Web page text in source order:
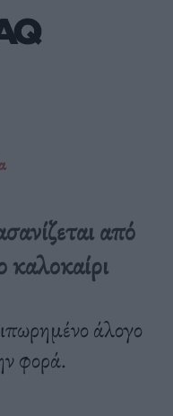
από
καλοκαίρι
άλογο
φορά.